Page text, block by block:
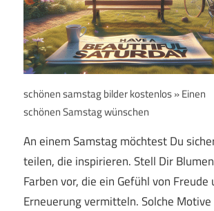
schönen samstag bilder kostenlos » Einen
schönen Samstag wünschen
An einem Samstag möchtest Du
teilen, die inspirieren. Stell Dir
Farben vor, die ein Gefühl von Freude
Erneuerung vermitteln. Solche